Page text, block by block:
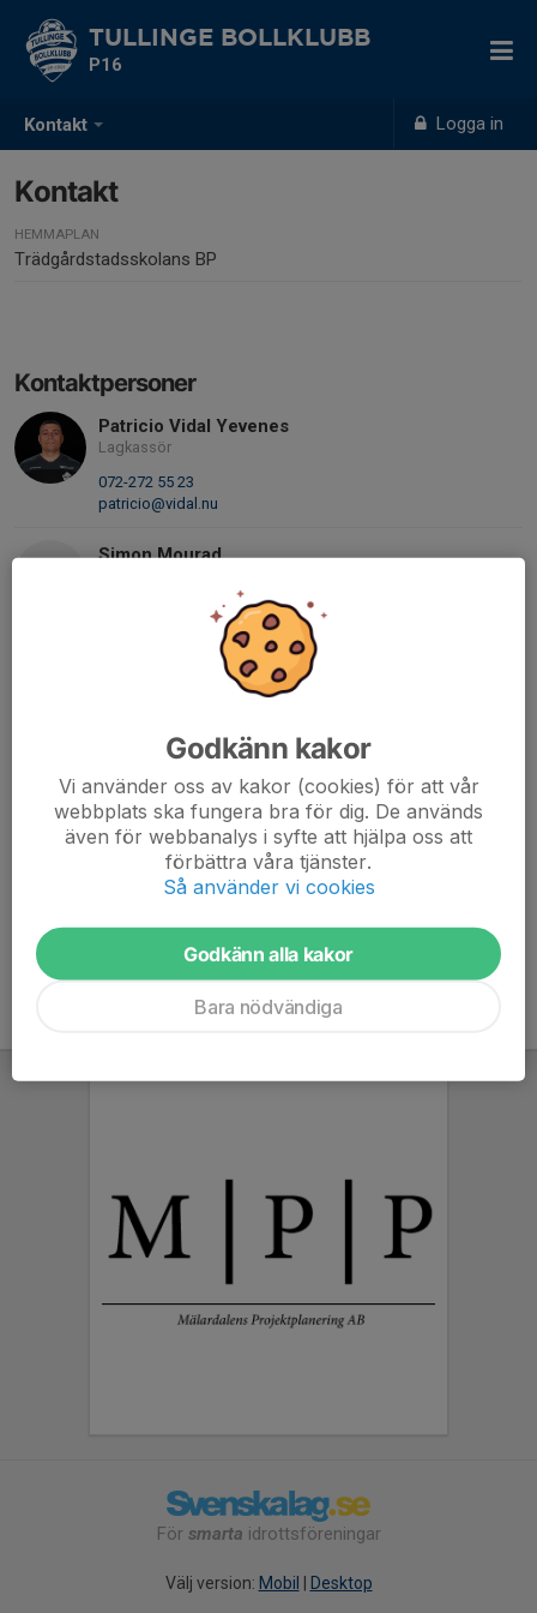
Kontakt Logga in
TULLINGE BOLLKLUBB
P16
Kontakt
HEMMAPLAN
Trädgårdstadsskolans BP
Kontaktpersoner
Patricio Vidal Yevenes
Lagkassör
072-272 55 23
patricio@vidal.nu
Simon Mourad
simon_mourad@hotmail.com
076-766 06 11
nuno_cintra@hotmail.com
Renee Luis
070-469 49 52
För smarta idrottsföreningar
Välj version: Mobil Desktop
Godkänn kakor
Vi använder oss av kakor (cookies) för att vår
webbplats ska fungera bra för dig. De används
även för webbanalys i syfte att hjälpa oss att
förbättra våra tjänster.
Så använder vi cookies
Godkänn alla kakor
Bara nödvändiga